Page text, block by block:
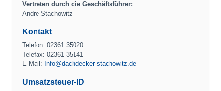
Vertreten durch die Geschäftsführer:
Andre Stachowitz
Kontakt
Telefon: 02361 35020
Telefax: 02361 35141
E-Mail: Info@dachdecker-stachowitz.de
Umsatzsteuer-ID